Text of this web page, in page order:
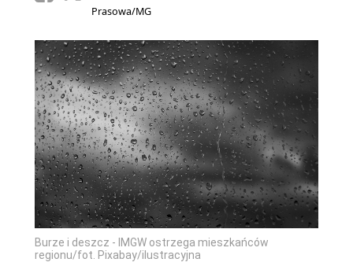
Prasowa/MG
Burze i deszcz - IMGW ostrzega mieszkańców
regionu/fot. Pixabay/ilustracyjna